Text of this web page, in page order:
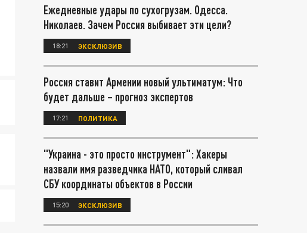
Ежедневные удары по сухогрузам. Одесса.
Николаев. Зачем Россия выбивает эти цели?
18:21 ЭКСКЛЮЗИВ
Россия ставит Армении новый ультиматум: Что
будет дальше – прогноз экспертов
17:21 ПОЛИТИКА
"Украина - это просто инструмент": Хакеры
назвали имя разведчика НАТО, который сливал
СБУ координаты объектов в России
15:20 ЭКСКЛЮЗИВ